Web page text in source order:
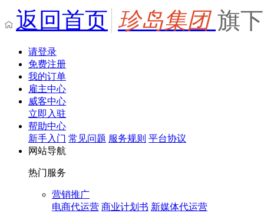
返回首页 珍岛集团 旗
请登录
免费注册
我的订单
雇主中心
威客中心
立即入驻
帮助中心
新手入门 常见问题 服务规则 平台协议
网站导航
热门服务
营销推广
电商代运营 商业计划书 新媒体代运营